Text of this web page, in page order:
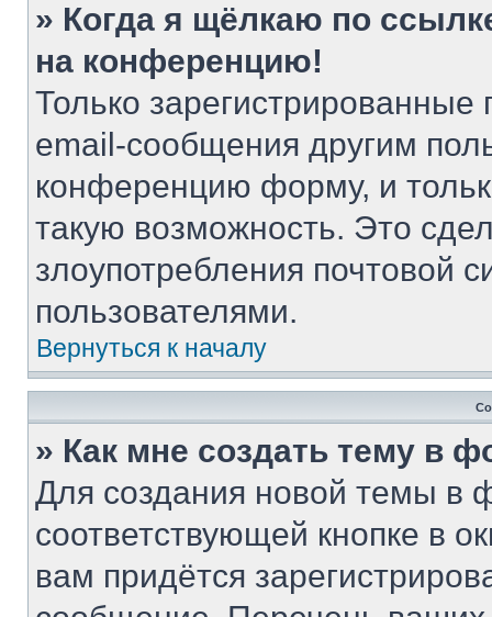
» Когда я щёлкаю по
на конференцию!
Только зарегистрированные
email-сообщения другим
конференцию форму, и
такую возможность. Это
злоупотребления почтовой
пользователями.
Вернуться к началу
» Как мне создать тему в
Для создания новой темы в
соответствующей кнопке в
вам придётся